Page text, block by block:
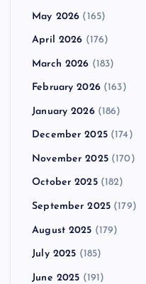
May 2026 (165)
April 2026 (176)
March 2026 (183)
February 2026(163)
January 2026(186)
December 2025(174)
November 2025(170)
October 2025(182)
September 2025 (179)
August 2025 (179)
July 2025 (185)
June 2025 (191)